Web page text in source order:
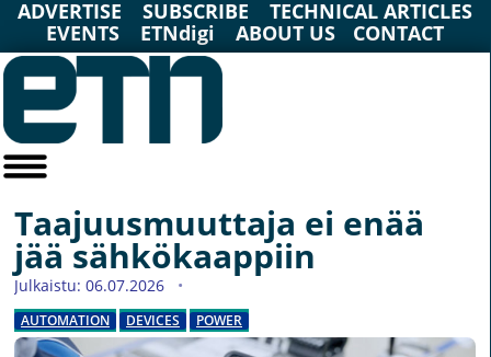
ADVERTISE SUBSCRIBE
TECHNICAL ARTICLES
EVENTS
ETNdigi ABOUT US CONTACT
Taajuusmuuttaja ei enää
jää sähkökaappiin
Julkaistu: 06.07.2026
AUTOMATION DEVICES POWER